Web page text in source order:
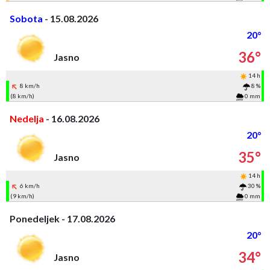
Sobota - 15.08.2026
20°
Jasno
36°
14 h
8 km/h
8 %
(8 km/h)
0 mm
Nedelja - 16.08.2026
20°
Jasno
35°
14 h
6 km/h
30 %
(9 km/h)
0 mm
Ponedeljek - 17.08.2026
20°
Jasno
34°